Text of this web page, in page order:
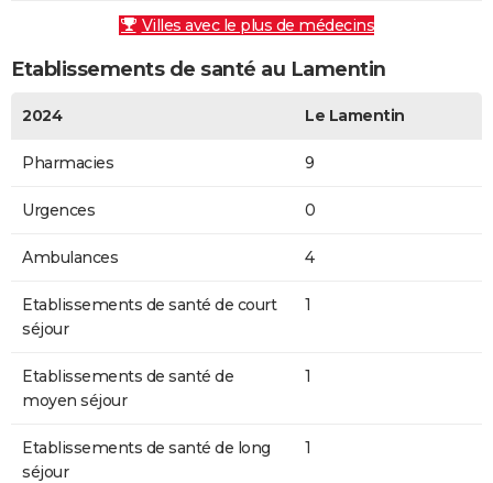
Villes avec le plus de médecins
Etablissements de santé au Lamentin
2024 Le Lamentin
Pharmacies 9
Urgences 0
Ambulances 4
Etablissements de santé de court
séjour
1
Etablissements de santé de
moyen séjour
1
Etablissements de santé de long
séjour
1